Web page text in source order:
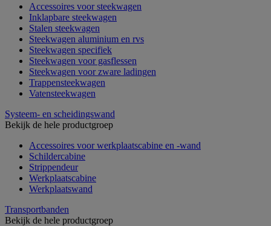
Accessoires voor steekwagen
Inklapbare steekwagen
Stalen steekwagen
Steekwagen aluminium en rvs
Steekwagen specifiek
Steekwagen voor gasflessen
Steekwagen voor zware ladingen
Trappensteekwagen
Vatensteekwagen
Systeem- en scheidingswand
Bekijk de hele productgroep
Accessoires voor werkplaatscabine en -wand
Schildercabine
Strippendeur
Werkplaatscabine
Werkplaatswand
Transportbanden
Bekijk de hele productgroep